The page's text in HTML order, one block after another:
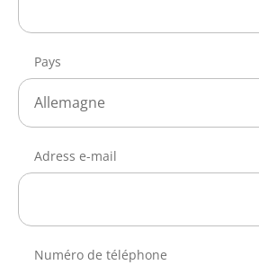
Pays
Allemagne
Adress e-mail
Numéro de téléphone